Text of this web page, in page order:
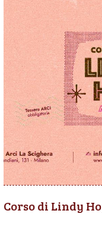
Corso di Lindy